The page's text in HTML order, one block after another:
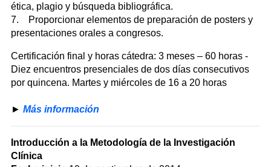
ética, plagio y búsqueda bibliográfica.
7. Proporcionar elementos de preparación de posters y
presentaciones orales a congresos.
Certificación final y horas cátedra: 3 meses – 60 horas -
Diez encuentros presenciales de dos días consecutivos
por quincena. Martes y miércoles de 16 a 20 horas
► Más información
Introducción a la Metodología de la Investigación
Clínica